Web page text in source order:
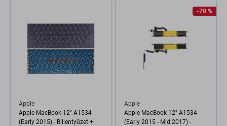
Apple
Apple MacBook 12" A1534
(Early 2015) - Billentyűzet +
-70 %
Apple
Apple MacBook 12" A1534
(Early 2015 - Mid 2017) -